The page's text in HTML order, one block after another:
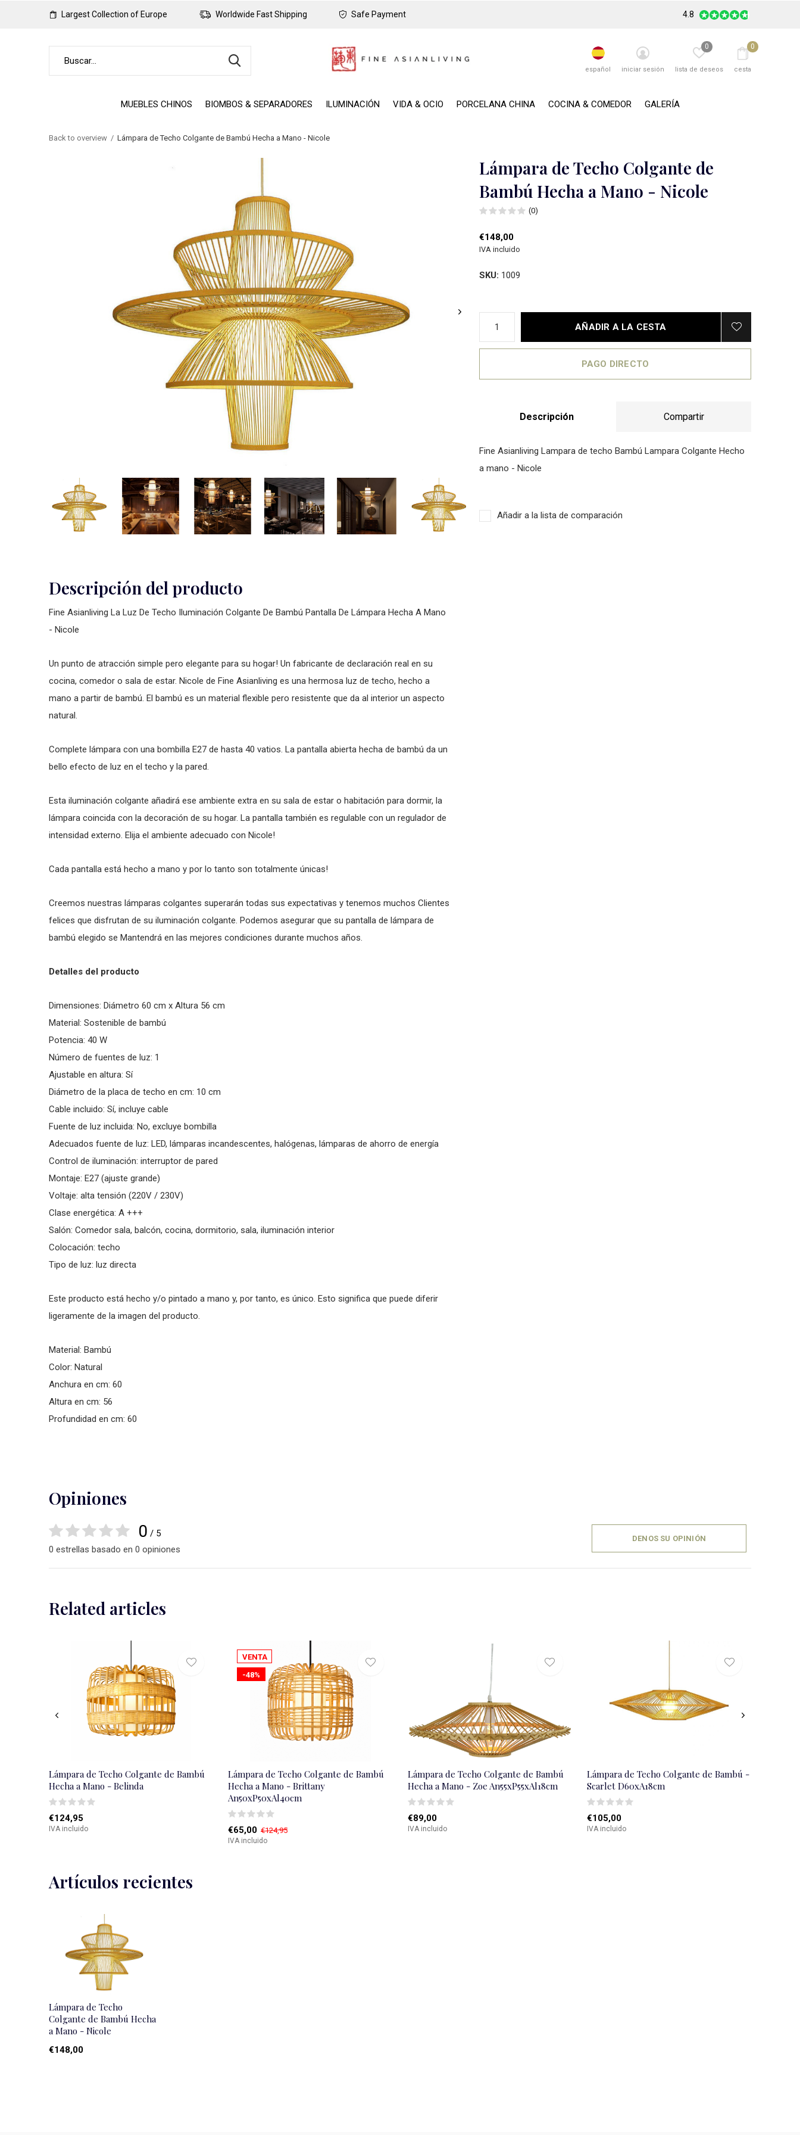
MUEBLES CHINOS BIOMBOS & SEPARADORES ILUMINACIÓN VIDA & OCIO PORCELANA CHINA COCINA & COMEDOR GALERÍA
español iniciar sesión lista de deseos
0
cesta
0
Largest Collection of Europe Worldwide Fast Shipping Safe Payment 4.8
Back to overview Lámpara de Techo Colgante de Bambú Hecha a Mano - Nicole
Lámpara de Techo Colgante de
Bambú Hecha a Mano - Nicole
(0)
€148,00
IVA incluido
SKU: 1009
AÑADIR A LA CESTA
PAGO DIRECTO
Descripción Compartir
Fine Asianliving Lampara de techo Bambú Lampara Colgante Hecho
a mano - Nicole
Añadir a la lista de comparación
Descripción del producto
Fine Asianliving La Luz De Techo Iluminación Colgante De Bambú Pantalla De Lámpara Hecha A Mano
- Nicole
Un punto de atracción simple pero elegante para su hogar! Un fabricante de declaración real en su
cocina, comedor o sala de estar. Nicole de Fine Asianliving es una hermosa luz de techo, hecho a
mano a partir de bambú. El bambú es un material flexible pero resistente que da al interior un aspecto
natural.
Complete lámpara con una bombilla E27 de hasta 40 vatios. La pantalla abierta hecha de bambú da un
bello efecto de luz en el techo y la pared.
Esta iluminación colgante añadirá ese ambiente extra en su sala de estar o habitación para dormir, la
lámpara coincida con la decoración de su hogar. La pantalla también es regulable con un regulador de
intensidad externo. Elija el ambiente adecuado con Nicole!
Cada pantalla está hecho a mano y por lo tanto son totalmente únicas!
Creemos nuestras lámparas colgantes superarán todas sus expectativas y tenemos muchos Clientes
felices que disfrutan de su iluminación colgante. Podemos asegurar que su pantalla de lámpara de
bambú elegido se Mantendrá en las mejores condiciones durante muchos años.
Detalles del producto
Dimensiones: Diámetro 60 cm x Altura 56 cm
Material: Sostenible de bambú
Potencia: 40 W
Número de fuentes de luz: 1
Ajustable en altura: Sí­
Diámetro de la placa de techo en cm: 10 cm
Cable incluido: Sí­, incluye cable
Fuente de luz incluida: No, excluye bombilla
Adecuados fuente de luz: LED, lámparas incandescentes, halógenas, lámparas de ahorro de energía
Control de iluminación: interruptor de pared
Montaje: E27 (ajuste grande)
Voltaje: alta tensión (220V / 230V)
Clase energética: A +++
Salón: Comedor sala, balcón, cocina, dormitorio, sala, iluminación interior
Colocación: techo
Tipo de luz: luz directa
Este producto está hecho y/o pintado a mano y, por tanto, es único. Esto significa que puede diferir
ligeramente de la imagen del producto.
Material: Bambú
Color: Natural
Anchura en cm: 60
Altura en cm: 56
Profundidad en cm: 60
Opiniones
0 / 5
0 estrellas basado en 0 opiniones
DENOS SU OPINIÓN
Related articles
Lámpara de Techo Colgante de Bambú
Hecha a Mano - Belinda
€124,95
IVA incluido
VENTA
-48%
Lámpara de Techo Colgante de Bambú
Hecha a Mano - Brittany
An50xP50xAl40cm
€65,00 €124,95
IVA incluido
Lámpara de Techo Colgante de Bambú
Hecha a Mano - Zoe An55xP55xAl18cm
€89,00
IVA incluido
Lámpara de Techo Colgante de Bambú -
Scarlet D60xA18cm
€105,00
IVA incluido
Artículos recientes
Lámpara de Techo
Colgante de Bambú Hecha
a Mano - Nicole
€148,00